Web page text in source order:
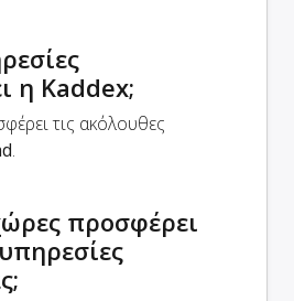
η Kaddex;
τις ακόλουθες
.
προσφέρει